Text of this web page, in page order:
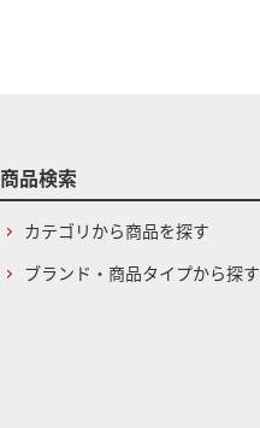
商品検索
カテゴリから商品を探す
ブランド・商品タイプから探す